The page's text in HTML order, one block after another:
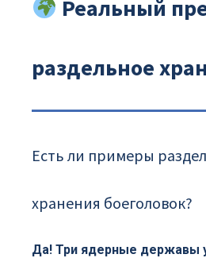
Реальный
раздельное
Есть ли примеры
хранения боеголовок?
Да! Три ядерные державы